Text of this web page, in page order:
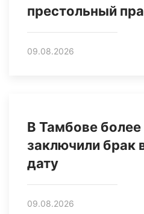
престольный
09.08.2026
В Тамбове
заключили брак
дату
09.08.2026